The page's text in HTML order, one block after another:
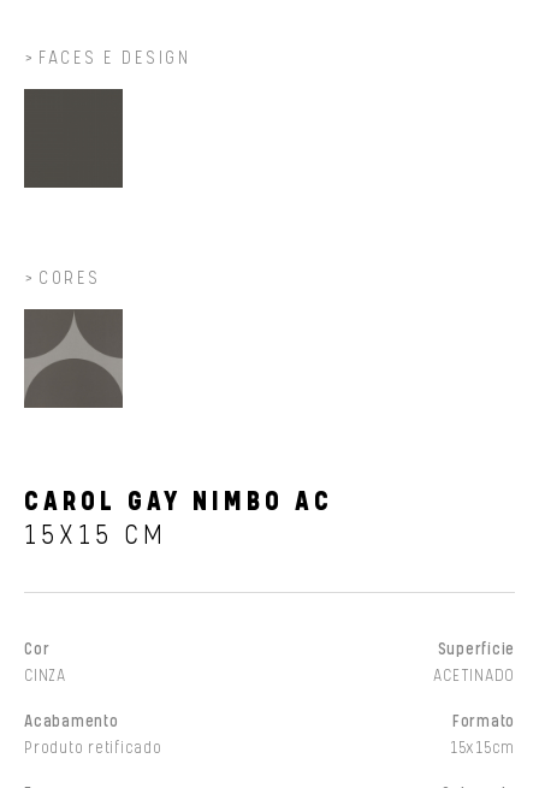
FACES E DESIGN
CORES
CAROL GAY NIMBO AC
15X15 CM
Cor
CINZA
Superfície
ACETINADO
Acabamento
Produto retificado
Formato
15x15cm